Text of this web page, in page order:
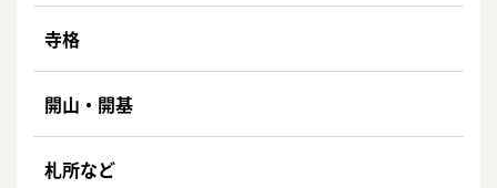
寺格
開山・開基
札所など